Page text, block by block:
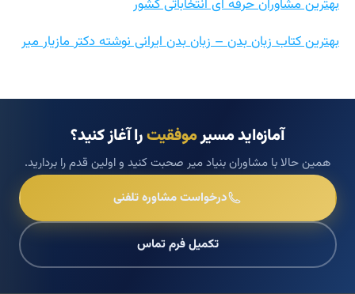
بهترین مشاوران حرفه ای انتخاباتی کشور
بهترین کتاب زبان بدن – زبان بدن ایرانی نوشته دکتر مازیار میر
آمازه‌اید مسیرموفقیترا آغاز کنید؟
همین حالا با مشاوران بنیاد میر صحبت کنید و اولین قدم را بردارید.
درخواست مشاوره تلفنی
تکمیل فرم تماس